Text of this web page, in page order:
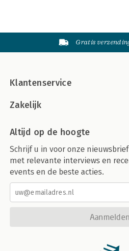
Gratis
Klantenservice
Zakelijk
Altijd op de hoogte
Schrijf u in voor onze
met relevante interviews en
events en de beste acties.
Aanmelden